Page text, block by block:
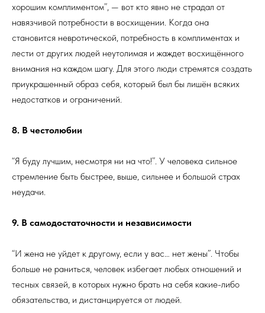
хорошим комплиментом”, — вот кто явно не страдал от
навязчивой потребности в восхищении. Когда она
становится невротической, потребность в комплиментах и
лести от других людей неутолимая и жаждет восхищённого
внимания на каждом шагу. Для этого люди стремятся создать
приукрашенный образ себя, который был бы лишён всяких
недостатков и ограничений.
8. В честолюбии
“Я буду лучшим, несмотря ни на что!”. У человека сильное
стремление быть быстрее, выше, сильнее и большой страх
неудачи.
9. В самодостаточности и независимости
“И жена не уйдет к другому, если у вас… нет жены”. Чтобы
больше не раниться, человек избегает любых отношений и
тесных связей, в которых нужно брать на себя какие-либо
обязательства, и дистанцируется от людей.